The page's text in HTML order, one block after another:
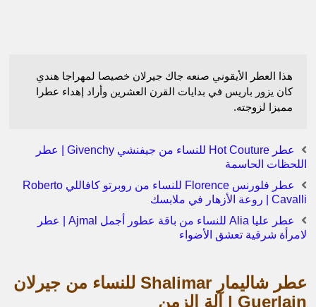
هذا العطر الأيقوني صنعه جاك جيرلان خصيصا لمهراجا هندي
كان يزور باريس في بدايات القرن العشرين وأراد إهداء عطرا
مميزا لزوجته.
عطر Hot Couture للنساء من جيفنشي Givenchy | عطر
اللحظات الحاسمة
عطر فلورنس Florence للنساء من روبرتو كافاللي Roberto
Cavalli | روعة الأزهار في ملابسك
عطر عليا Alia للنساء من باقة عطور أجمل Ajmal | عطر
لامرأة شرقية تعشق الأضواء
عطر شاليمار Shalimar للنساء من جيرلان
Guerlain | آلة الزمن